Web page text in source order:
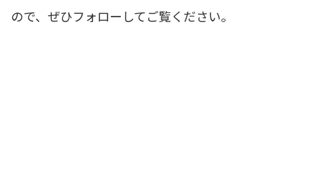
ので、ぜひフォローしてご覧ください。